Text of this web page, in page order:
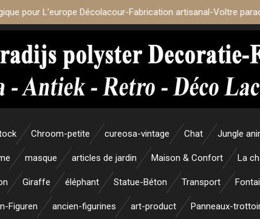
pour L’europe Décolacour-Fabrication artisanal-Voltre
Chroom-petite cureosa-vintage Chat Jungle
masque articles de jardin Maison & Confort La
Giraffe éléphant Statue-Béton Transport
Figuren ancien-figurines art-product Panneaux-